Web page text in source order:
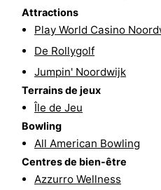
Méridionale
Leiden
Bollenstreek
Nature
Hollands
Duin
Katwijk
Scheveningen
Attractions
Play World Casino
De Rollygolf
Jumpin' Noordwijk
Terrains de jeux
Île de Jeu
Bowling
All American Bowling
Centres de bien-être
Azzurro Wellness